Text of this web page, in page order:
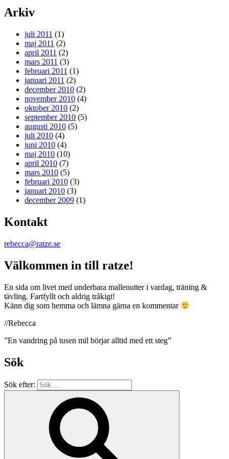
Arkiv
juli 2011 (1)
maj 2011 (2)
april 2011 (2)
mars 2011 (3)
februari 2011 (1)
januari 2011 (2)
december 2010 (2)
november 2010 (4)
oktober 2010 (2)
september 2010 (5)
augusti 2010 (5)
juli 2010 (4)
juni 2010 (4)
maj 2010 (10)
april 2010 (7)
mars 2010 (5)
februari 2010 (3)
januari 2010 (3)
december 2009 (1)
Kontakt
rebecca@ratze.se
Välkommen in till ratze!
En sida om livet med underbara mallenutter i vardag, träning &
tävling. Fartfyllt och aldrig tråkigt!
Känn dig som hemma och lämna gärna en kommentar
//Rebecca
”En vandring på tusen mil börjar alltid med ett steg”
Sök
Sök efter: